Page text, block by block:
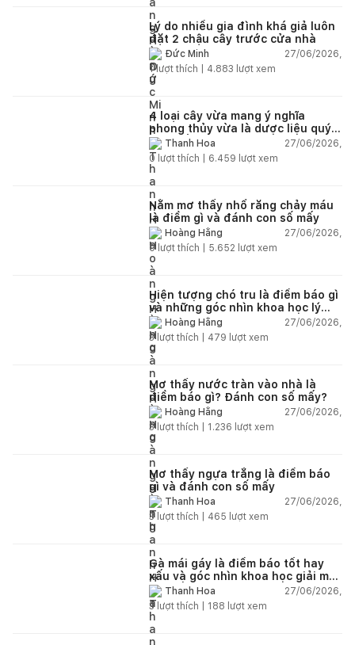
Lý do nhiều gia đình khá giả luôn
đặt 2 chậu cây trước cửa nhà
Đức Minh
27/06/2026,
1lượt thích | 4.883 lượt xem
4 loại cây vừa mang ý nghĩa
phong thủy vừa là dược liệu quý
nên trồng trong nhà
Thanh Hoa
27/06/2026,
0 lượt thích | 6.459 lượt xem
Nằm mơ thấy nhổ răng chảy máu
là điềm gì và đánh con số mấy
Hoàng Hằng
27/06/2026,
0lượt thích | 5.652 lượt xem
Hiện tượng chó tru là điềm báo gì
và những góc nhìn khoa học lý
giảiHoàng Hằng
27/06/2026,
3lượt thích | 479 lượt xem
Mơ thấy nước tràn vào nhà là
điềm báo gì? Đánh con số mấy?
Hoàng Hằng
27/06/2026,
3lượt thích | 1.236 lượt xem
Mơ thấy ngựa trắng là điềm báo
gì và đánh con số mấy
Thanh Hoa
27/06/2026,
3lượt thích | 465 lượt xem
Gà mái gáy là điềm báo tốt hay
xấu và góc nhìn khoa học giải mã
chi tiết
Thanh Hoa
27/06/2026,
3lượt thích | 188 lượt xem